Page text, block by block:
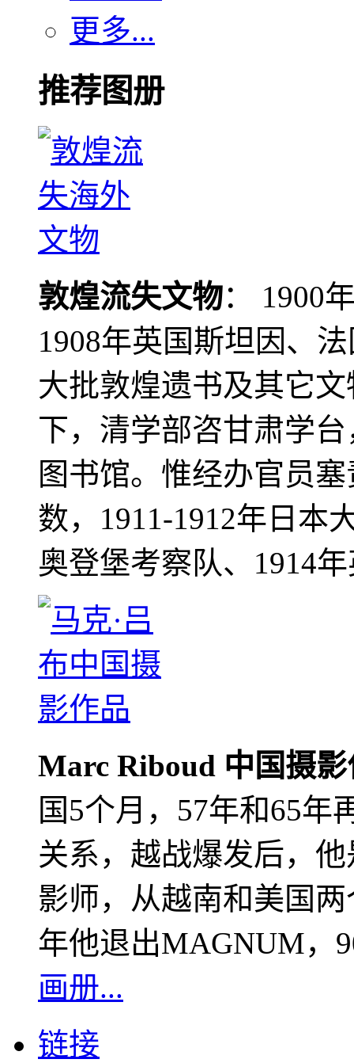
更多...
推荐图册
敦煌流失文物： 1900
1908年英国斯坦因、
大批敦煌遗书及其它
下，清学部咨甘肃学
图书馆。惟经办官员
数，1911-1912年日本
奥登堡考察队、1914
Marc Riboud 中国摄
国5个月，57年和65年
关系，越战爆发后，
影师，从越南和美国
年他退出MAGNUM，
画册...
链接